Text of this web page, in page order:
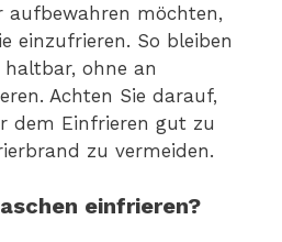
aufbewahren möchten,
einzufrieren. So bleiben
ohne an
Achten Sie darauf,
dem Einfrieren gut zu
zu vermeiden.
einfrieren?